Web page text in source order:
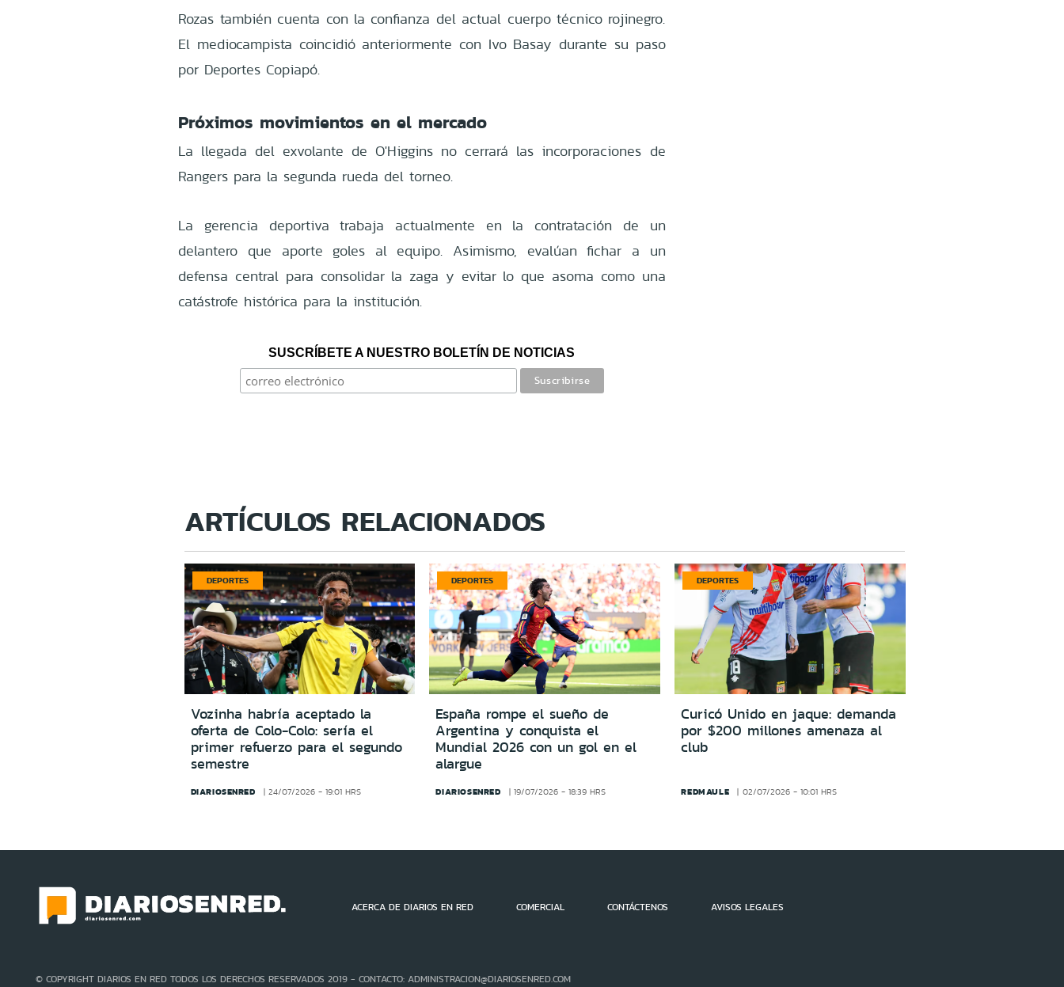
Rozas también cuenta con la confianza del actual cuerpo técnico rojinegro.
El mediocampista coincidió anteriormente con Ivo Basay durante su paso
por Deportes Copiapó.
Próximos movimientos en el mercado
La llegada del exvolante de O'Higgins no cerrará las incorporaciones de
Rangers para la segunda rueda del torneo.
La gerencia deportiva trabaja actualmente en la contratación de un
delantero que aporte goles al equipo. Asimismo, evalúan fichar a un
defensa central para consolidar la zaga y evitar lo que asoma como una
catástrofe histórica para la institución.
SUSCRÍBETE A NUESTRO BOLETÍN DE NOTICIAS
ARTÍCULOS RELACIONADOS
DEPORTES
Vozinha habría aceptado la
oferta de Colo-Colo: sería el
primer refuerzo para el segundo
semestre
DIARIOSENRED 24/07/2026 - 19:01 HRS
DEPORTES
España rompe el sueño de
Argentina y conquista el
Mundial 2026 con un gol en el
alargue
DIARIOSENRED 19/07/2026 - 18:39 HRS
DEPORTES
Curicó Unido en jaque: demanda
por $200 millones amenaza al
club
REDMAULE 02/07/2026 - 10:01 HRS
ACERCA DE DIARIOS EN RED COMERCIAL CONTÁCTENOS AVISOS LEGALES
© COPYRIGHT DIARIOS EN RED TODOS LOS DERECHOS RESERVADOS 2019 - CONTACTO: ADMINISTRACION@DIARIOSENRED.COM